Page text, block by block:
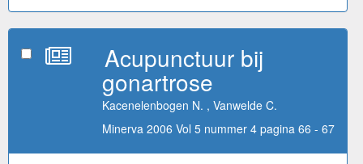
Acupunctuur bij
gonartrose
Kacenelenbogen N. , Vanwelde C.
Minerva 2006 Vol 5 nummer 4 pagina 66 - 67